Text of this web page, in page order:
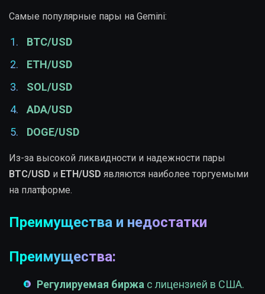
Самые популярные пары на Gemini:
BTC/USD
ETH/USD
SOL/USD
ADA/USD
DOGE/USD
Из-за высокой ликвидности и надежности пары
BTC/USD и ETH/USD являются наиболее торгуемыми
на платформе.
Преимущества и недостатки
Преимущества:
Регулируемая биржа с лицензией в США.